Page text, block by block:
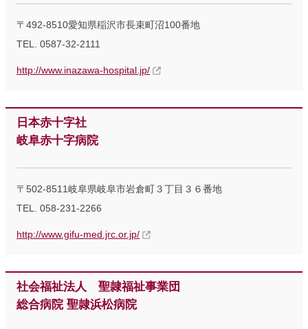
〒492-8510愛知県稲沢市長束町沼100番地
TEL. 0587-32-2111
http://www.inazawa-hospital.jp/
日本赤十字社
岐阜赤十字病院
〒502-8511岐阜県岐阜市岩倉町３丁目３６番地
TEL. 058-231-2266
http://www.gifu-med.jrc.or.jp/
社会福祉法人 聖隷福祉事業団
総合病院 聖隷浜松病院